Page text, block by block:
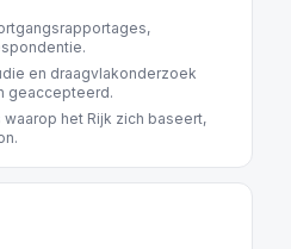
en draagvlakonderzoek
geaccepteerd.
het Rijk zich baseert,